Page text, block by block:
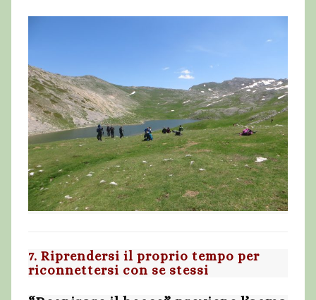
7. Riprendersi il proprio tempo per
riconnettersi con se stessi